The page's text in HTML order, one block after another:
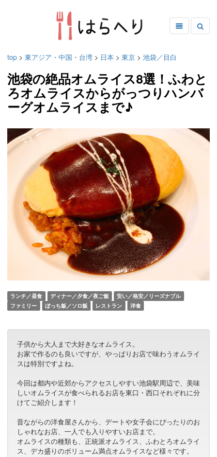
top > 東アジア・中国・台湾 > 日本 > 東京 > 池袋／目白
池袋の絶品オムライス8選！ふわと
ろオムライスからがっつりハンバ
ーグオムライスまで♪
ランチ／昼食 ディナー／夕食／夜ご飯
安い／格安／リーズナブル
ファミリー
ぼっち飯／ソロ飯 レストラン 洋食
子供から大人まで大好きなオムライス。
お家で作るのも良いですが、やっぱりお店で味わうオムライ
スは特別ですよね。
今回は都内や近郊からアクセスしやすい池袋駅周辺で、美味
しいオムライスが食べられるお店を東口・西口それぞれに分
けてご紹介します！
昔ながらの洋食屋さんから、デートや女子会にぴったりのお
しゃれなお店、一人でも入りやすいお店まで。
オムライスの種類も、正統派オムライス、ふわとろオムライ
ス、デカ盛りのボリューム満点オムライスなど様々です。